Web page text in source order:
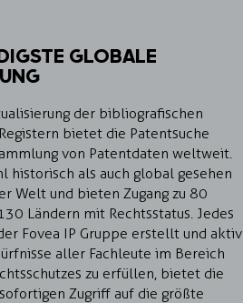
GLOBALE
der bibliografischen
bietet die Patentsuche
von Patentdaten weltweit.
historisch als auch global gesehen
Welt und bieten Zugang zu 80
Ländern mit Rechtsstatus. Jedes
Fovea IP Gruppe erstellt und aktiv
aller Fachleute im Bereich
zu erfüllen, bietet die
Zugriff auf die größte